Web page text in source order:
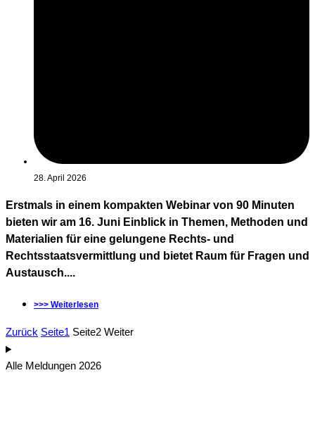
28. April 2026
Erstmals in einem kompakten Webinar von 90 Minuten
bieten wir am 16. Juni Einblick in Themen, Methoden und
Materialien für eine gelungene Rechts- und
Rechtsstaatsvermittlung und bietet Raum für Fragen und
Austausch....
>>> Weiterlesen
Zurück Seite1 Seite2 Weiter
Alle Meldungen 2026